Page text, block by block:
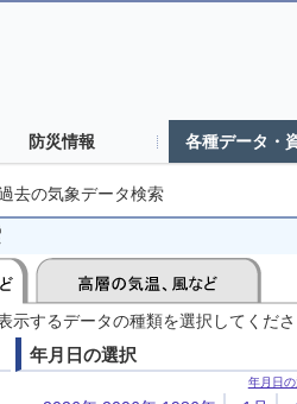
防災情報 各種データ・
去の気象データ検索
示するデータの種類を選択してくだ
年月日の選択
年月日